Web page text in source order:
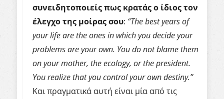
συνειδητοποιείς πως κρατάς ο ίδιος τον
έλεγχο της μοίρας σου: “The best years of
your life are the ones in which you decide your
problems are your own. You do not blame them
on your mother, the ecology, or the president.
You realize that you control your own destiny.”
Και πραγματικά αυτή είναι μία από τις